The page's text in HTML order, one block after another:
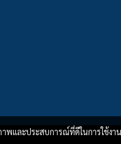
พและประสบการณ์ที่ดีในการใช้ง